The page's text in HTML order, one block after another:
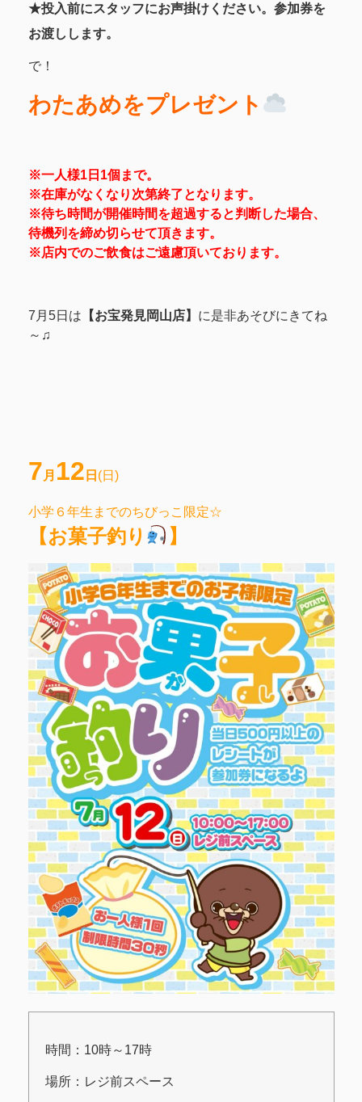
★投入前にスタッフにお声掛けください。参加券を
お渡しします。
で！
わたあめをプレゼント
※一人様1日1個まで。
※在庫がなくなり次第終了となります。
※待ち時間が開催時間を超過すると判断した場合、
待機列を締め切らせて頂きます。
※店内でのご飲食はご遠慮頂いております。
7月5日は 【お宝発見岡山店】 に是非あそびにきてね
～♫
7 月 12 日 (日)
小学６年生までのちびっこ限定☆
【お菓子釣り 】
時間：10時～17時
場所：レジ前スペース